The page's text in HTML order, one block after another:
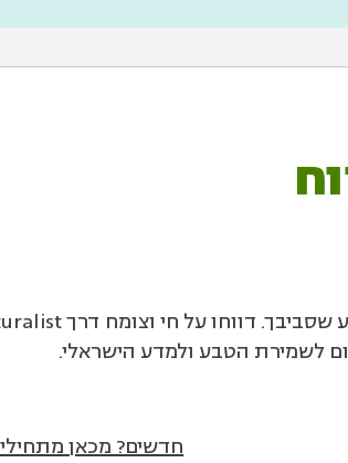
לשמירת הטבע ולמדע הישראלי.
חדשים? מכאן